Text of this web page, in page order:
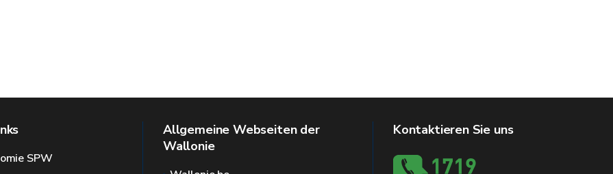
SPW
Allgemeine Webseiten der
Wallonie
Kontaktieren Sie uns